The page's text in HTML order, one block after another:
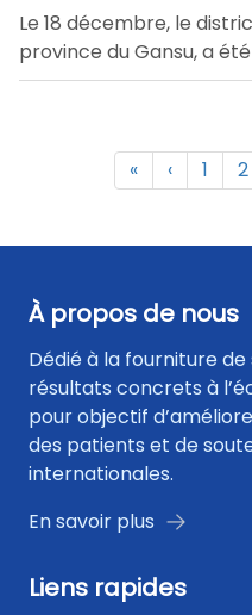
Le 18 décembre, le
province du Gansu, a
magnitude 6,2. YRPG a
sans délai
fournitures médicales
touchée.
« ‹ 1 2
À propos de nous
Dédié à la fourniture
résultats concrets à
pour objectif
des patients et de
internationales.
En savoir plus
Liens rapides